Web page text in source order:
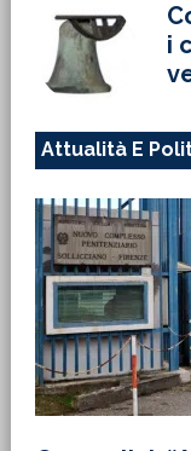
i
Attualità E